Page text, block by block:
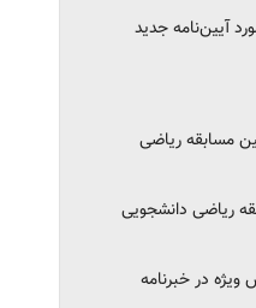
آیین‌نامه جدید
مسابقه ریاضی
ریاضی دانشجویی
ویژه در خبرنامه